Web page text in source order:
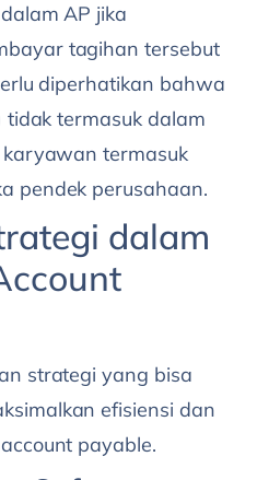
AP jika
tagihan tersebut
diperhatikan bahwa
termasuk dalam
karyawan termasuk
pendek perusahaan.
dalam
strategi yang bisa
efisiensi dan
payable.